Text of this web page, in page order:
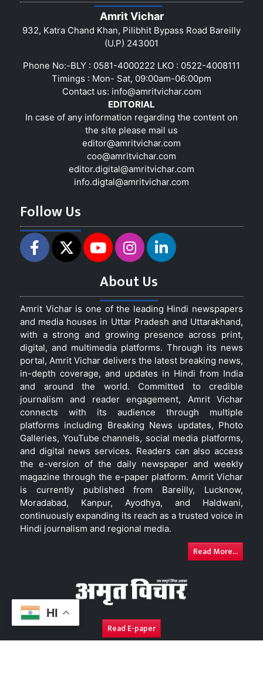
HI
Amrit Vichar
932, Katra Chand Khan, Pilibhit Bypass Road Bareilly
(U.P) 243001
Phone No:-BLY : 0581-4000222 LKO : 0522-4008111
Timings : Mon- Sat, 09:00am-06:00pm
Contact us: info@amritvichar.com
EDITORIAL
In case of any information regarding the content on
the site please mail us
editor@amritvichar.com
coo@amritvichar.com
editor.digital@amritvichar.com
info.digtal@amritvichar.com
Follow Us
About Us
Amrit Vichar is one of the leading Hindi newspapers
and media houses in Uttar Pradesh and Uttarakhand,
with a strong and growing presence across print,
digital, and multimedia platforms. Through its news
portal, Amrit Vichar delivers the latest breaking news,
in-depth coverage, and updates in Hindi from India
and around the world. Committed to credible
journalism and reader engagement, Amrit Vichar
connects with its audience through multiple
platforms including Breaking News updates, Photo
Galleries, YouTube channels, social media platforms,
and digital news services. Readers can also access
the e-version of the daily newspaper and weekly
magazine through the e-paper platform. Amrit Vichar
is currently published from Bareilly, Lucknow,
Moradabad, Kanpur, Ayodhya, and Haldwani,
continuously expanding its reach as a trusted voice in
Hindi journalism and regional media.
Read More...
Read E-paper